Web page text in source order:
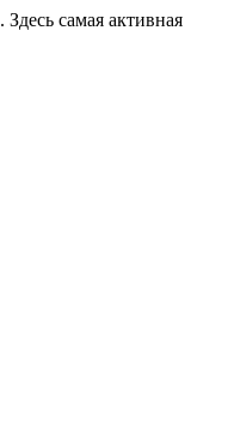
. Здесь самая активная